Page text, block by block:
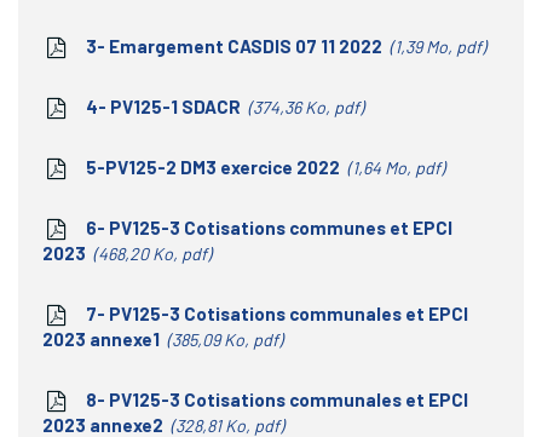
3- Emargement CASDIS 07 11 2022 1,39 Mo, pdf
4- PV125-1 SDACR 374,36 Ko, pdf
5-PV125-2 DM3 exercice 2022 1,64 Mo, pdf
6- PV125-3 Cotisations communes et EPCI
2023
468,20 Ko, pdf
7- PV125-3 Cotisations communales et EPCI
2023 annexe1 385,09 Ko, pdf
8- PV125-3 Cotisations communales et EPCI
2023 annexe2
328,81 Ko, pdf